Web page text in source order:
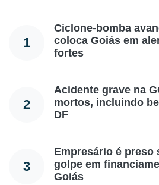
1
Ciclone-bomba
coloca Goiás em
fortes
2
Acidente grave na
mortos, incluindo
DF
3
Empresário é preso
golpe em
Goiás